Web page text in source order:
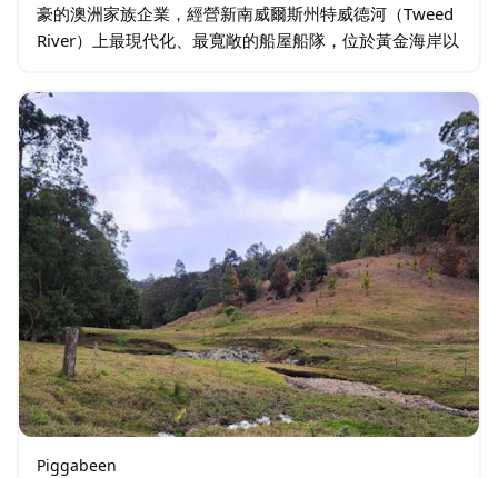
豪的澳洲家族企業，經營新南威爾斯州特威德河（Tweed
River）上最現代化、最寬敞的船屋船隊，位於黃金海岸以
驗…
Piggabeen